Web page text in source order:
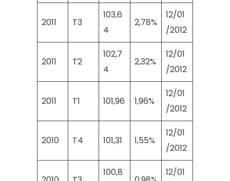
2011 T3
103,6
4
2,78%
12/01
/2012
2011 T2
102,7
4
2,32%
12/01
/2012
2011 T1 101,96 1,96%
12/01
/2012
2010 T4 101,31 1,55%
12/01
/2012
100,8
12/01